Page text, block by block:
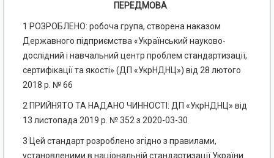
ПЕРЕДМОВА
1 РОЗРОБЛЕНО: робоча група, створена наказом
Державного підприємства «Український науково-
дослідний і навчальний центр проблем стандартизації,
сертифікації та якості» (ДП «УкрНДНЦ») від 28 лютого
2018 р. № 66
2 ПРИЙНЯТО ТА НАДАНО ЧИННОСТІ: ДП «УкрНДНЦ» від
13 листопада 2019 р. № 352 з 2020-03-30
3 Цей стандарт розроблено згідно з правилами,
установленими в національній стандартизації України